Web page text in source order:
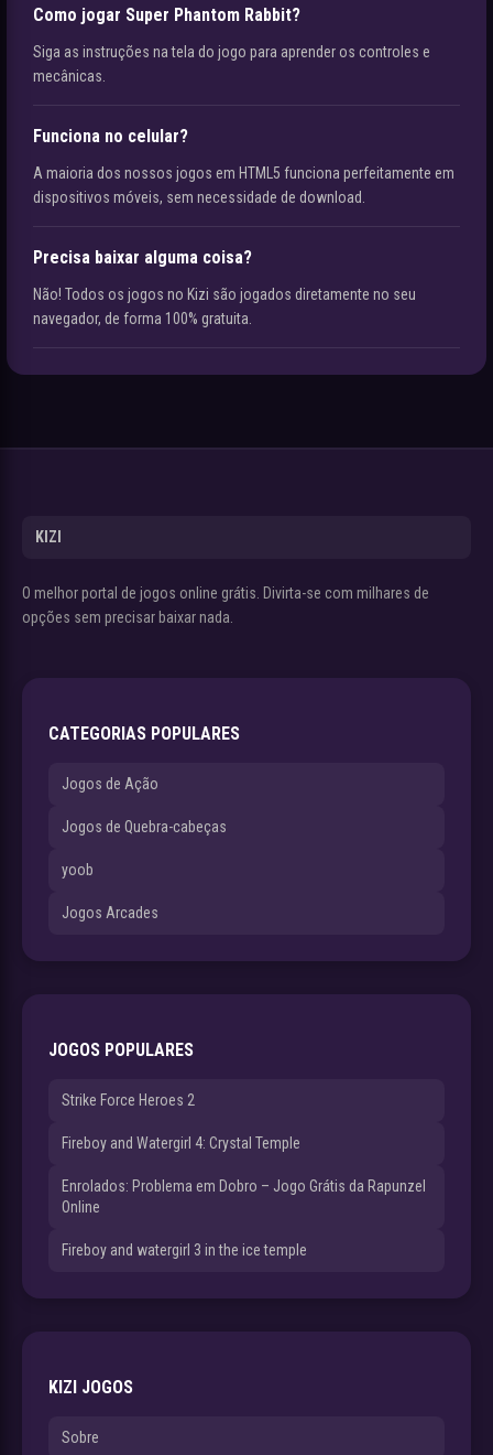
Como jogar Super Phantom Rabbit?
Siga as instruções na tela do jogo para aprender os controles e
mecânicas.
Funciona no celular?
A maioria dos nossos jogos em HTML5 funciona perfeitamente em
dispositivos móveis, sem necessidade de download.
Precisa baixar alguma coisa?
Não! Todos os jogos no Kizi são jogados diretamente no seu
navegador, de forma 100% gratuita.
KIZI
O melhor portal de jogos online grátis. Divirta-se com milhares de
opções sem precisar baixar nada.
CATEGORIAS POPULARES
Jogos de Ação
Jogos de Quebra-cabeças
yoob
Jogos Arcades
JOGOS POPULARES
Strike Force Heroes 2
Fireboy and Watergirl 4: Crystal Temple
Enrolados: Problema em Dobro – Jogo Grátis da Rapunzel
Online
Fireboy and watergirl 3 in the ice temple
KIZI JOGOS
Sobre